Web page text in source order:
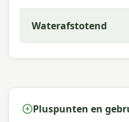
buitenruimte.
Waterafstotend
Pluspunten en